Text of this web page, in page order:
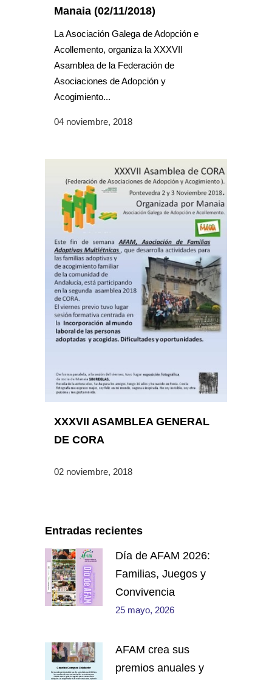
Manaia (02/11/2018)
La Asociación Galega de Adopción e
Acollemento, organiza la XXXVII
Asamblea de la Federación de
Asociaciones de Adopción y
Acogimiento...
04 noviembre, 2018
XXXVII ASAMBLEA GENERAL
DE CORA
02 noviembre, 2018
Entradas recientes
Día de AFAM 2026:
Familias, Juegos y
Convivencia
25 mayo, 2026
AFAM crea sus
premios anuales y